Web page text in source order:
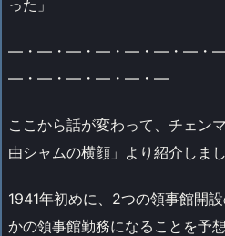
った」
―・―・―・―・―・―・―・
―・―・―・―・―・―
ここから話が変わって、チェン
由シャムの横顔」より紹介しまし
1941年初めに、2つの領事館開
かの領事館勤務になることを予